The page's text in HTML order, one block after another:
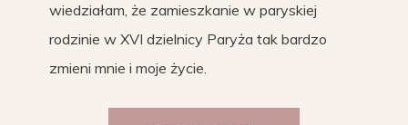
wiedziałam, że zamieszkanie w paryskiej
rodzinie w XVI dzielnicy Paryża tak bardzo
zmieni mnie i moje życie.